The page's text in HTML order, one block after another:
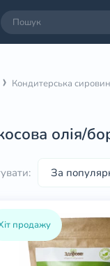
Кондитерська
олія/
продажу